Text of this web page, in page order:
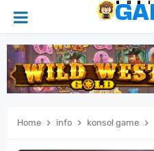
Home info konsol game